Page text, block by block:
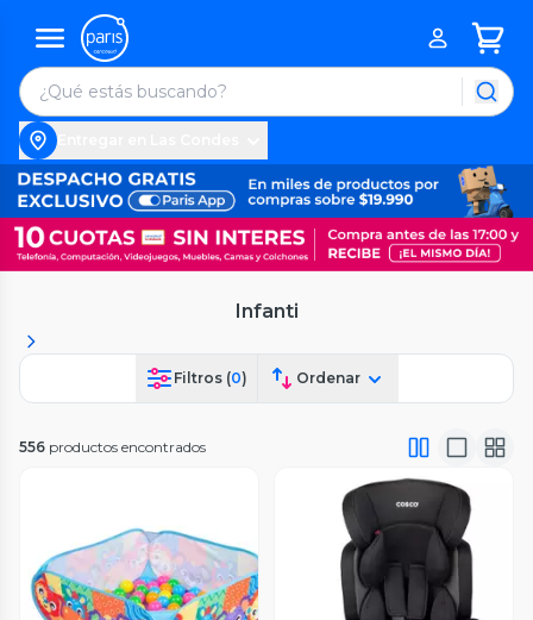
Infanti
Filtros (0) Ordenar
556 productos encontrados